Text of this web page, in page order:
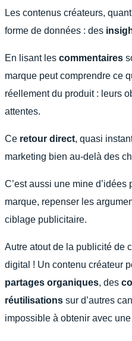
Les contenus créateurs,
forme de données : des
En lisant les commentaires
marque peut comprendre ce
réellement du produit : leurs
attentes.
Ce retour direct, quasi
marketing bien au-delà des
C’est aussi une mine
marque, repenser les
ciblage publicitaire.
Autre atout de la publicité de
digital ! Un contenu créateur
partages organiques, des
réutilisations sur d’autres
impossible à obtenir avec